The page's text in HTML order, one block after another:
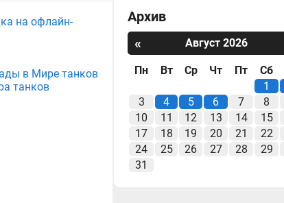
на офлайн-
в Мире танков
танков
Архив
«
Август 2026
Пн Вт Ср Чт Пт
Сб
1
3
4 5 6 7
8
10
11 12 13 14
15
17
18 19 20 21
22
24
25 26 27 28
29
31